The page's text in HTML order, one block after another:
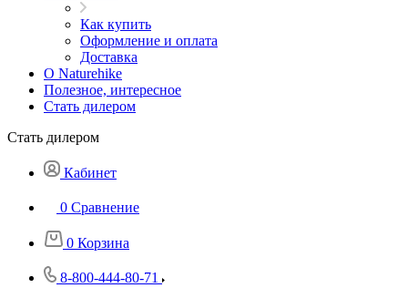
Как купить
Оформление и оплата
Доставка
О Naturehike
Полезное, интересное
Стать дилером
Стать дилером
Кабинет
0 Сравнение
0 Корзина
8-800-444-80-71